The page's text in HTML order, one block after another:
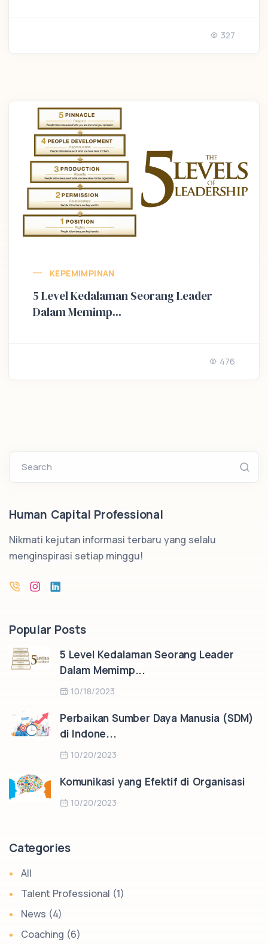
327
KEPEMIMPINAN
5 Level Kedalaman Seorang Leader
Dalam Memimp...
476
Search
Human Capital Professional
Nikmati kejutan informasi terbaru yang selalu
menginspirasi setiap minggu!
Popular Posts
5 Level Kedalaman Seorang Leader
Dalam Memimp...
10/18/2023
Perbaikan Sumber Daya Manusia (SDM)
di Indone...
10/20/2023
Komunikasi yang Efektif di Organisasi
10/20/2023
Categories
All
Talent Professional (1)
News (4)
Coaching (6)